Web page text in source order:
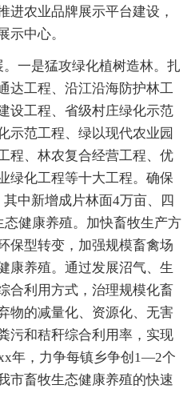
进农业品牌展示平台建设，
示中心。
一是猛攻绿化植树造林。扎
达工程、沿江沿海防护林工
设工程、省级村庄绿化示范
示范工程、绿以现代农业园
程、林农复合经营工程、优
绿化工程等十大工程。确保
中新增成片林面4万亩、四
健康养殖。加快畜牧生产方
保型转变，加强规模畜禽场
康养殖。通过发展沼气、生
合利用方式，治理规模化畜
物的减量化、资源化、无害
污和秸秆综合利用率，实现
年，力争每镇乡争创1—2个
市畜牧生态健康养殖的快速